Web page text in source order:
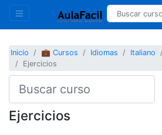
Inicio 💼 Cursos Idiomas Italiano
Ejercicios
Ejercicios